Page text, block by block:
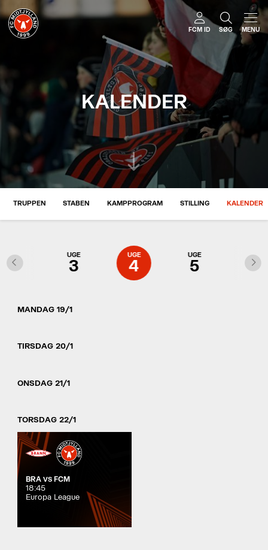
FCM ID SØG MENU
KALENDER
TRUPPEN STABEN KAMPPROGRAM STILLING KALENDER
UGE
2
UGE
3
UGE
4
UGE
5
UGE
6
MANDAG 19/1
TIRSDAG 20/1
ONSDAG 21/1
TORSDAG 22/1
BRAVS FCM
18:45
Europa League